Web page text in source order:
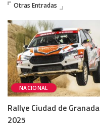
Otras Entradas
NACIONAL
Rallye Ciudad de Granada
2025